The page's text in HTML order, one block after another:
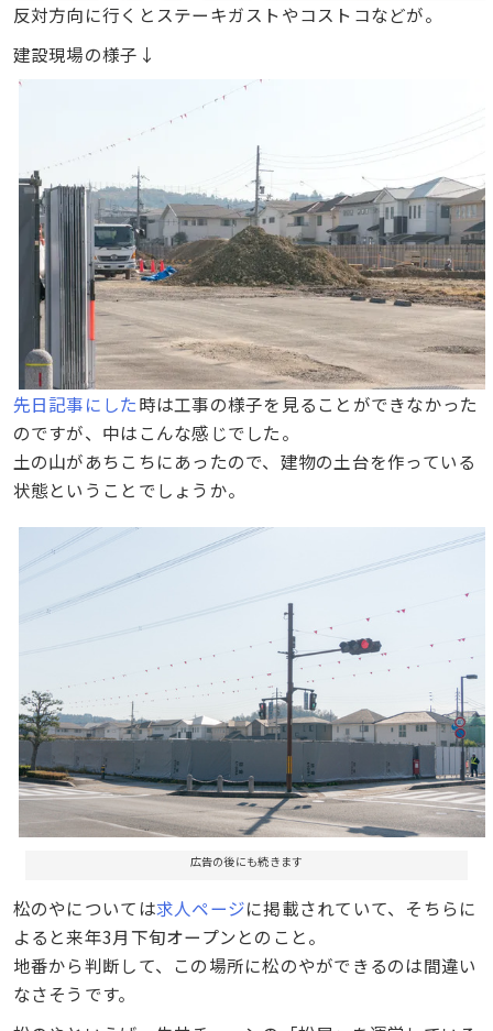
反対方向に行くとステーキガストやコストコなどが。
建設現場の様子↓
先日記事にした時は工事の様子を見ることができなかった
のですが、中はこんな感じでした。
土の山があちこちにあったので、建物の土台を作っている
状態ということでしょうか。
広告の後にも続きます
松のやについては求人ページに掲載されていて、そちらに
よると来年3月下旬オープンとのこと。
地番から判断して、この場所に松のやができるのは間違い
なさそうです。